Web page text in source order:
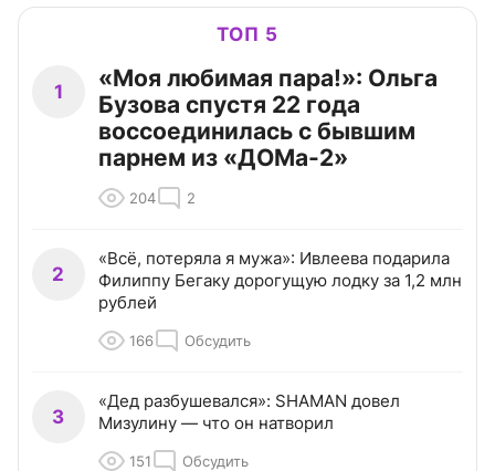
ТОП 5
1
«Моя любимая пара!»: Ольга
Бузова спустя 22 года
воссоединилась с бывшим
парнем из «ДОМа-2»
204 2
2
«Всё, потеряла я мужа»: Ивлеева подарила
Филиппу Бегаку дорогущую лодку за 1,2 млн
рублей
166 Обсудить
3
«Дед разбушевался»: SHAMAN довел
Мизулину — что он натворил
151 Обсудить